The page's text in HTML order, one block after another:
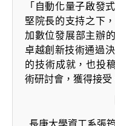
「自動化量子啟發
堅院長的支持之下
加數位發展部主辦
卓越創新技術通過
的技術成就，也投
術研討會，獲得接受
長庚大學資工系張